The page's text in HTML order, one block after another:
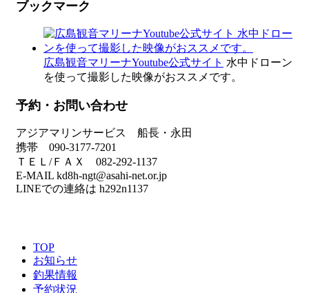
ブックマーク
広島観音マリーナYoutube公式サイト 水中ドローン
を使って撮影した映像がおススメです。
予約・お問い合わせ
アジアマリンサービス 船長・永田
携帯 090-3177-7201
ＴＥＬ/ＦＡＸ 082-292-1137
E-MAIL kd8h-ngt@asahi-net.or.jp
LINEでの連絡は h292n1137
TOP
お知らせ
釣果情報
予約状況